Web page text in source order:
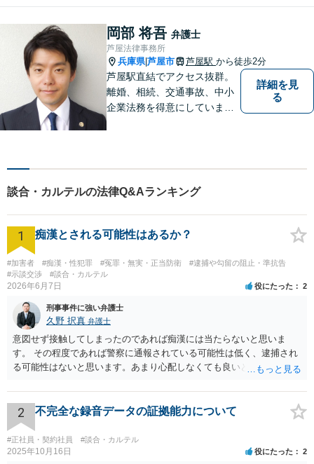
岡部 将吾 弁護士
芦屋法律事務所
兵庫県|芦屋市 芦屋駅 から徒歩2分
芦屋駅直結でアクセス抜群。
離婚、相続、交通事故、中小
企業法務を得意にしていま
可♯中小企業診断士資格有り
詳細を見
る
談合・カルテルの法律Q&Aランキング
1 痴漢とされる可能性はあるか？
#加害者 #痴漢・性犯罪 #冤罪・無実・正当防衛
#逮捕や勾留の阻止・準抗告
#示談交渉
#談合・カルテル
2026年6月7日 役にたった 2
刑事事件に強い弁護士
久野 択真 弁護士
意図せず接触してしまったのであれば痴漢には当たらないと思いま
す。 その程度であれば警察に通報されている可能性は低く、逮捕され
る可能性はないと思います。あまり心配しなくても良いと思います。
2 不完全な録音データの証拠能力について
#正社員・契約社員 #談合・カルテル
2025年10月16日 役にたった 2